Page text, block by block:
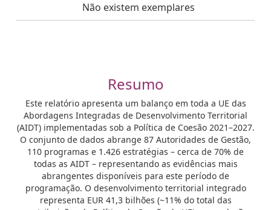
Não existem exemplares
Resumo
Este relatório apresenta um balanço em toda a UE das
Abordagens Integradas de Desenvolvimento Territorial
(AIDT) implementadas sob a Política de Coesão 2021–2027.
O conjunto de dados abrange 87 Autoridades de Gestão,
110 programas e 1.426 estratégias – cerca de 70% de
todas as AIDT – representando as evidências mais
abrangentes disponíveis para este período de
programação. O desenvolvimento territorial integrado
representa EUR 41,3 bilhões (~11% do total das